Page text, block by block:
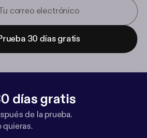
30 días gratis
días gratis
de la prueba.
quieras.